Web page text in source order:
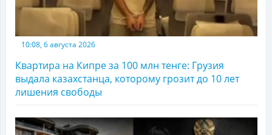
10:08, 6 августа 2026
Квартира на Кипре за 100 млн тенге: Грузия
выдала казахстанца, которому грозит до 10 лет
лишения свободы